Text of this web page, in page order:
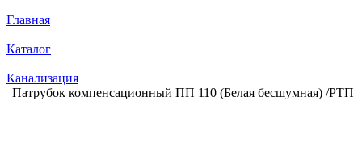
Главная
Каталог
Канализация
Патрубок компенсационный ПП 110 (Белая бесшумная) /РТП